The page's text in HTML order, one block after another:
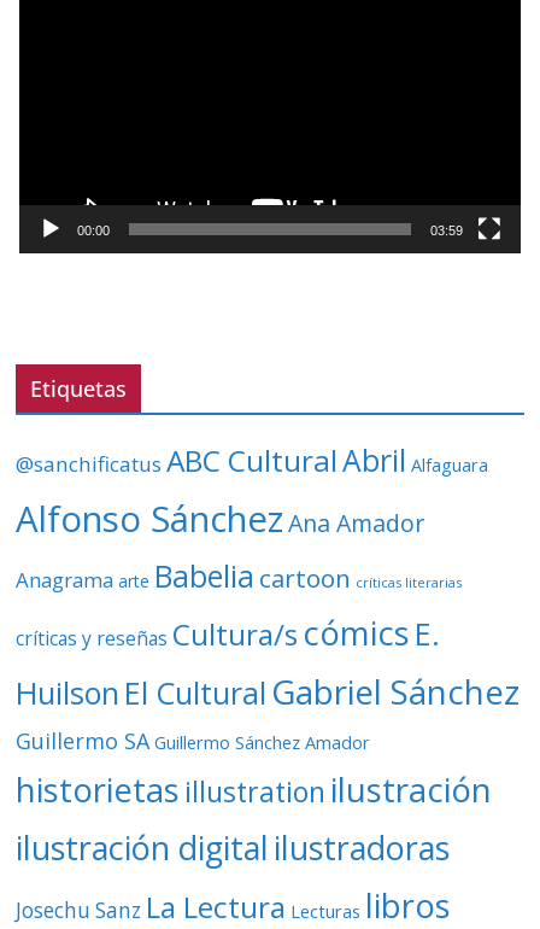
o
í
e
00:00 03:59
Etiquetas
@sanchificatus ABC CulturalAbril Alfaguara
Alfonso Sánchez Ana Amador
Anagrama arte Babelia cartoon críticas literarias
críticas y reseñas Cultura/s cómics E.
Huilson El Cultural Gabriel Sánchez
Guillermo SA Guillermo Sánchez Amador
historietas illustration ilustración
ilustración digital ilustradoras
Josechu Sanz La Lectura Lecturas libros